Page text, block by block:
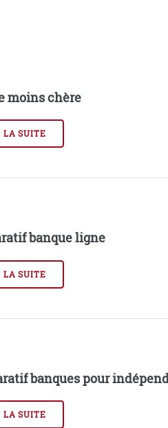
moins chère
LA SUITE
banque ligne
LA SUITE
banques pour
LA SUITE